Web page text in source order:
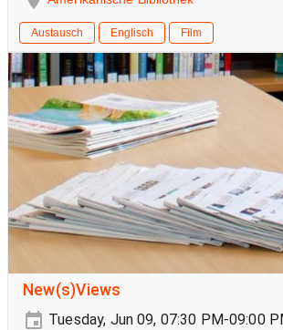
Austausch Englisch Film
New(s)Views
Tuesday, Jun 09, 07:30 PM-09:00